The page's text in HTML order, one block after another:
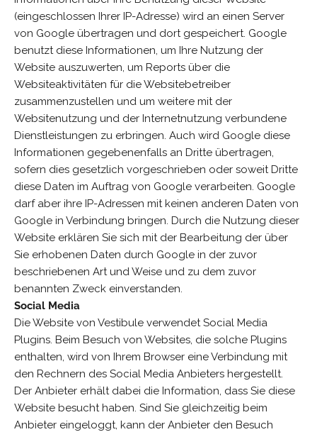
(eingeschlossen Ihrer IP-Adresse) wird an einen Server
von Google übertragen und dort gespeichert. Google
benutzt diese Informationen, um Ihre Nutzung der
Website auszuwerten, um Reports über die
Websiteaktivitäten für die Websitebetreiber
zusammenzustellen und um weitere mit der
Websitenutzung und der Internetnutzung verbundene
Dienstleistungen zu erbringen. Auch wird Google diese
Informationen gegebenenfalls an Dritte übertragen,
sofern dies gesetzlich vorgeschrieben oder soweit Dritte
diese Daten im Auftrag von Google verarbeiten. Google
darf aber ihre IP-Adressen mit keinen anderen Daten von
Google in Verbindung bringen. Durch die Nutzung dieser
Website erklären Sie sich mit der Bearbeitung der über
Sie erhobenen Daten durch Google in der zuvor
beschriebenen Art und Weise und zu dem zuvor
benannten Zweck einverstanden.
Social Media
Die Website von Vestibule verwendet Social Media
Plugins. Beim Besuch von Websites, die solche Plugins
enthalten, wird von Ihrem Browser eine Verbindung mit
den Rechnern des Social Media Anbieters hergestellt.
Der Anbieter erhält dabei die Information, dass Sie diese
Website besucht haben. Sind Sie gleichzeitig beim
Anbieter eingeloggt, kann der Anbieter den Besuch